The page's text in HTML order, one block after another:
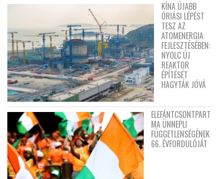
KÍNA ÚJABB
ÓRIÁSI LÉPÉST
TESZ AZ
ATOMENERGIA
FEJLESZTÉSÉBEN:
NYOLC ÚJ
REAKTOR
ÉPÍTÉSÉT
HAGYTÁK JÓVÁ
ELEFÁNTCSONTPART
MA ÜNNEPLI
FÜGGETLENSÉGÉNEK
66. ÉVFORDULÓJÁT